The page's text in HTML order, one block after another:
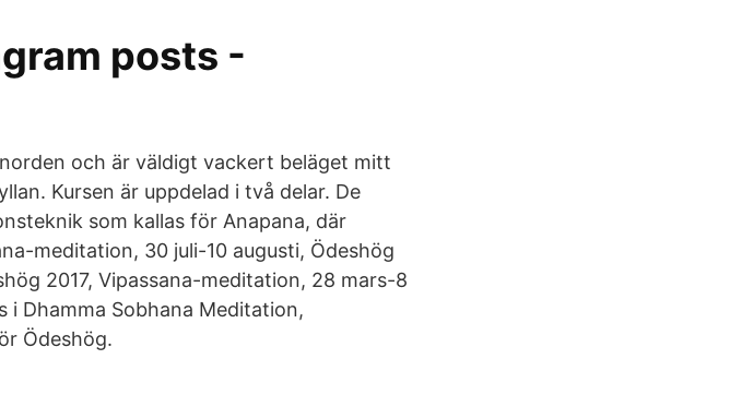
posts -
och är väldigt vackert beläget mitt
Kursen är uppdelad i två delar. De
som kallas för Anapana, där
meditation, 30 juli-10 augusti, Ödeshög
2017, Vipassana-meditation, 28 mars-8
i Dhamma Sobhana Meditation,
Ödeshög.